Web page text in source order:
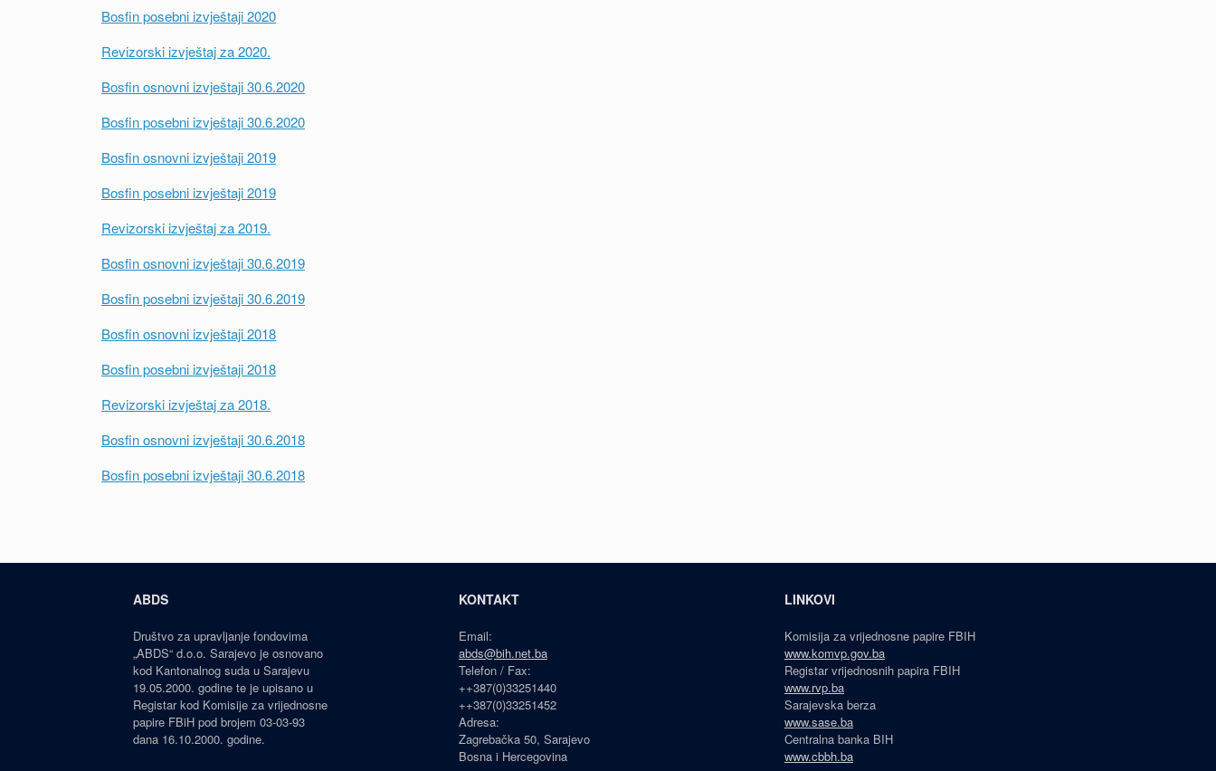
Bosfin posebni izvještaji 2020
Revizorski izvještaj za 2020.
Bosfin osnovni izvještaji 30.6.2020
Bosfin posebni izvještaji 30.6.2020
Bosfin osnovni izvještaji 2019
Bosfin posebni izvještaji 2019
Revizorski izvještaj za 2019.
Bosfin osnovni izvještaji 30.6.2019
Bosfin posebni izvještaji 30.6.2019
Bosfin osnovni izvještaji 2018
Bosfin posebni izvještaji 2018
Revizorski izvještaj za 2018.
Bosfin osnovni izvještaji 30.6.2018
Bosfin posebni izvještaji 30.6.2018
ABDS
Društvo za upravljanje fondovima
„ABDS“ d.o.o. Sarajevo je osnovano
kod Kantonalnog suda u Sarajevu
19.05.2000. godine te je upisano u
Registar kod Komisije za vrijednosne
papire FBiH pod brojem 03-03-93
dana 16.10.2000. godine.
KONTAKT
Email:
abds@bih.net.ba
Telefon / Fax:
++387(0)33251440
++387(0)33251452
Adresa:
Zagrebačka 50, Sarajevo
Bosna i Hercegovina
LINKOVI
Komisija za vrijednosne papire FBIH
www.komvp.gov.ba
Registar vrijednosnih papira FBIH
www.rvp.ba
Sarajevska berza
www.sase.ba
Centralna banka BIH
www.cbbh.ba